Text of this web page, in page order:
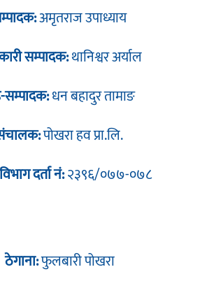
अमृतराज उपाध्याय
सम्पादक:थानिश्वर अर्याल
धन बहादुर तामाङ
पोखरा हव प्रा.लि.
दर्ता नं:२३९६/०७७-०७८
ठेगाना:फुलबारी पोखरा